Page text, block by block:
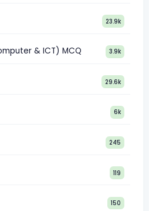
23.9k
& ICT) MCQ 3.9k
29.6k
6k
245
119
150